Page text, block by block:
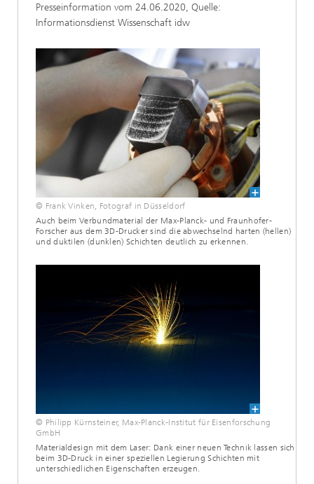
Presseinformation vom 24.06.2020, Quelle:
Informationsdienst Wissenschaft idw
© Frank Vinken, Fotograf in Düsseldorf
Auch beim Verbundmaterial der Max-Planck- und Fraunhofer-
Forscher aus dem 3D-Drucker sind die abwechselnd harten (hellen)
und duktilen (dunklen) Schichten deutlich zu erkennen.
© Philipp Kürnsteiner, Max-Planck-Institut für Eisenforschung
GmbH
Materialdesign mit dem Laser: Dank einer neuen Technik lassen sich
beim 3D-Druck in einer speziellen Legierung Schichten mit
unterschiedlichen Eigenschaften erzeugen.